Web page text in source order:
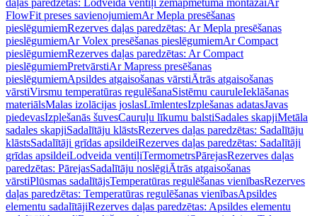
daļas paredzētas: Lodveida ventiļi zemapmetuma montāžaiAr
FlowFit preses savienojumiemAr Mepla presēšanas
pieslēgumiemRezerves daļas paredzētas: Ar Mepla presēšanas
pieslēgumiemAr Volex presēšanas pieslēgumiemAr Compact
pieslēgumiemRezerves daļas paredzētas: Ar Compact
pieslēgumiemPretvārstiAr Mapress presēšanas
pieslēgumiemApsildes atgaisošanas vārstiĀtrās atgaisošanas
vārstiVirsmu temperatūras regulēšanaSistēmu cauruleIeklāšanas
materiālsMalas izolācijas joslasLīmlentesIzplešanas adatasJavas
piedevasIzplešanās šuvesCauruļu līkumu balstiSadales skapjiMetāla
sadales skapjiSadalītāju klāstsRezerves daļas paredzētas: Sadalītāju
klāstsSadalītāji grīdas apsildeiRezerves daļas paredzētas: Sadalītāji
grīdas apsildeiLodveida ventiļiTermometrsPārejasRezerves daļas
paredzētas: PārejasSadalītāju noslēgiĀtrās atgaisošanas
vārstiPlūsmas sadalītājsTemperatūras regulēšanas vienībasRezerves
daļas paredzētas: Temperatūras regulēšanas vienībasApsildes
elementu sadalītājiRezerves daļas paredzētas: Apsildes elementu